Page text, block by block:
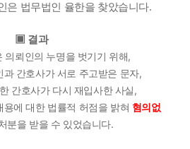
은 법무법인 율한을 찾았습니다.
▣ 결과
의뢰인의 누명을 벗기기 위해,
간호사가 서로 주고받은 문자,
간호사가 다시 재입사한 사실,
에 대한 법률적 허점을 밝혀 혐의없
분을 받을 수 있었습니다.